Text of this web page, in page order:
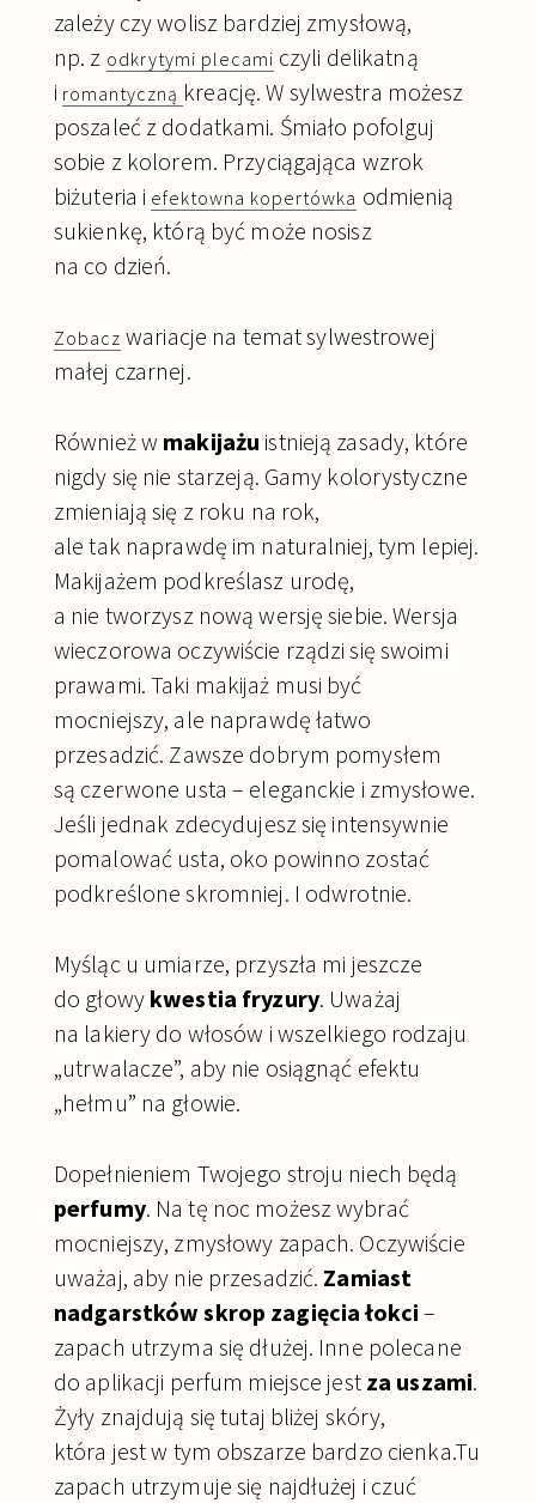
zależy czy wolisz bardziej zmysłową,
np. z odkrytymi plecami czyli delikatną
i romantyczną kreację. W sylwestra możesz
poszaleć z dodatkami. Śmiało pofolguj
sobie z kolorem. Przyciągająca wzrok
biżuteria i efektowna kopertówka odmienią
sukienkę, którą być może nosisz
na co dzień.
Zobacz wariacje na temat sylwestrowej
małej czarnej.
Również w makijażu istnieją zasady, które
nigdy się nie starzeją. Gamy kolorystyczne
zmieniają się z roku na rok,
ale tak naprawdę im naturalniej, tym lepiej.
Makijażem podkreślasz urodę,
a nie tworzysz nową wersję siebie. Wersja
wieczorowa oczywiście rządzi się swoimi
prawami. Taki makijaż musi być
mocniejszy, ale naprawdę łatwo
przesadzić. Zawsze dobrym pomysłem
są czerwone usta – eleganckie i zmysłowe.
Jeśli jednak zdecydujesz się intensywnie
pomalować usta, oko powinno zostać
podkreślone skromniej. I odwrotnie.
Myśląc u umiarze, przyszła mi jeszcze
do głowy kwestia fryzury. Uważaj
na lakiery do włosów i wszelkiego rodzaju
„utrwalacze”, aby nie osiągnąć efektu
„hełmu” na głowie.
Dopełnieniem Twojego stroju niech będą
perfumy. Na tę noc możesz wybrać
mocniejszy, zmysłowy zapach. Oczywiście
uważaj, aby nie przesadzić. Zamiast
nadgarstków skrop zagięcia łokci –
zapach utrzyma się dłużej. Inne polecane
do aplikacji perfum miejsce jest za uszami.
Żyły znajdują się tutaj bliżej skóry,
która jest w tym obszarze bardzo cienka.Tu
zapach utrzymuje się najdłużej i czuć